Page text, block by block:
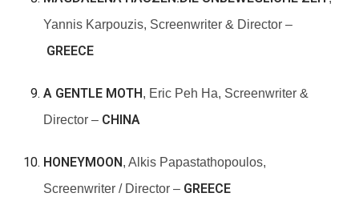
Yannis Karpouzis, Screenwriter & Director –
GREECE
A GENTLE MOTH, Eric Peh Ha, Screenwriter &
Director – CHINA
HONEYMOON, Alkis Papastathopoulos,
Screenwriter / Director – GREECE